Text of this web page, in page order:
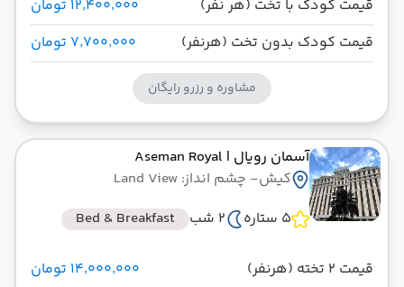
قیمت کودک با تخت (هر نفر)
۱۲٬۴۰۰٬۰۰۰ تومان
قیمت کودک بدون تخت (هرنفر)
۷٬۷۰۰٬۰۰۰ تومان
مشاوره و رزرو رایگان
آسمان رویال | Aseman Royal
کیش- چشم انداز: Land View
5 ستاره
2 شب Bed & Breakfast
قیمت 2 تخته (هرنفر)
۱۴٬۰۰۰٬۰۰۰ تومان